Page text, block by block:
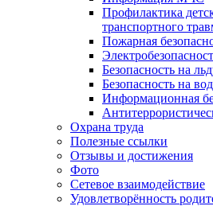
Профилактика
транспортного
Пожарная
Безопасность на
Безопасность на
Информационная
Охрана труда
Полезные ссылки
Отзывы и достижения
Фото
Сетевое взаимодействие
Удовлетворённость